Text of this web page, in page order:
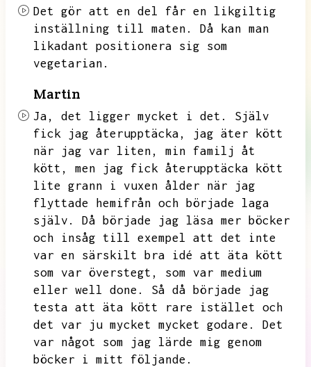
Det gör att en del får en likgiltig
inställning till maten.
Då kan man
likadant positionera sig som
vegetarian.
Martin
Ja, det ligger mycket i det.
Själv
fick jag återupptäcka,
jag äter kött
när jag var liten,
min familj åt
kött,
men jag fick återupptäcka kött
lite grann i vuxen ålder när jag
flyttade hemifrån och började laga
själv.
Då började jag läsa mer böcker
och insåg till exempel att det inte
var en särskilt bra idé att äta kött
som var överstegt,
som var medium
eller well done.
Så då började jag
testa att äta kött rare istället och
det var ju mycket mycket godare.
Det
var något som jag lärde mig genom
böcker i mitt följande.